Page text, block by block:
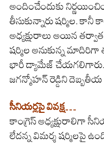
అందించేందుకు
తీసుకున్నారు షర్మిల. కానీ
అధ్యక్షురాలు అయిన
షర్మిల అనుకున్న మాదిరిగా
భారీ డ్యామేజ్ చేయగలిగారు.
జగన్మోహన్ రెడ్డిని దెబ్బతీయ
సీనియర్లపై వివక్ష…
కాంగ్రెస్ అధ్యక్షురాలిగా
లేదన్న విమర్శ షర్మిలపై